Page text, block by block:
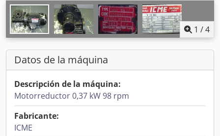
1 /4
Datos de la máquina
Descripción de la máquina:
Motorreductor 0,37 kW 98 rpm
Fabricante:
ICME